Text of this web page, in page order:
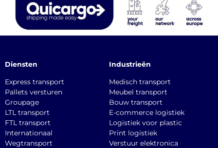
Diensten
Express transport
Pallets versturen
Groupage
LTL transport
FTL transport
Internationaal
Wegtransport
Industrieën
Medisch transport
Meubel transport
Bouw transport
E-commerce logistiek
Logistiek voor plastic
Print logistiek
Verstuur elektronica